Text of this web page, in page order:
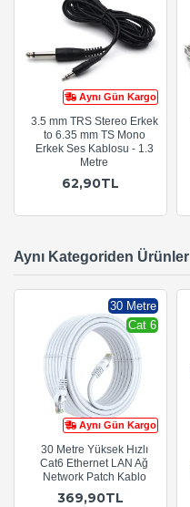
Aynı Gün Kargo
3.5 mm TRS Stereo Erkek
to 6.35 mm TS Mono
Erkek Ses Kablosu - 1.3
Metre
62,90TL
Aynı Kategoriden Ürünler
Aynı Gün Kargo
30 Metre
Cat 6
30 Metre Yüksek Hızlı
Cat6 Ethernet LAN Ağ
Network Patch Kablo
369,90TL